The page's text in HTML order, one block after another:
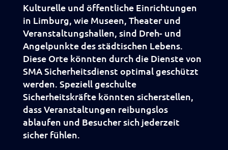
Kulturelle und öffentliche Einrichtungen
in Limburg, wie Museen, Theater und
Veranstaltungshallen, sind Dreh- und
Angelpunkte des städtischen Lebens.
Diese Orte könnten durch die Dienste von
SMA Sicherheitsdienst optimal geschützt
werden. Speziell geschulte
Sicherheitskräfte könnten sicherstellen,
dass Veranstaltungen reibungslos
ablaufen und Besucher sich jederzeit
sicher fühlen.